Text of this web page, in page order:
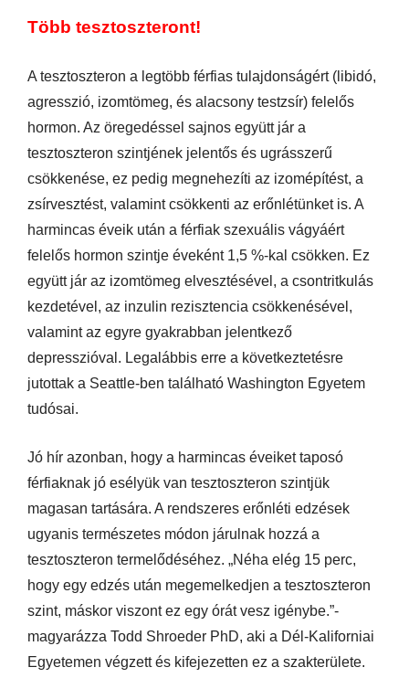
Több tesztoszteront!
A tesztoszteron a legtöbb férfias tulajdonságért (libidó,
agresszió, izomtömeg, és alacsony testzsír) felelős
hormon. Az öregedéssel sajnos együtt jár a
tesztoszteron szintjének jelentős és ugrásszerű
csökkenése, ez pedig megnehezíti az izomépítést, a
zsírvesztést, valamint csökkenti az erőnlétünket is. A
harmincas éveik után a férfiak szexuális vágyáért
felelős hormon szintje éveként 1,5 %-kal csökken. Ez
együtt jár az izomtömeg elvesztésével, a csontritkulás
kezdetével, az inzulin rezisztencia csökkenésével,
valamint az egyre gyakrabban jelentkező
depresszióval. Legalábbis erre a következtetésre
jutottak a Seattle-ben található Washington Egyetem
tudósai.
Jó hír azonban, hogy a harmincas éveiket taposó
férfiaknak jó esélyük van tesztoszteron szintjük
magasan tartására. A rendszeres erőnléti edzések
ugyanis természetes módon járulnak hozzá a
tesztoszteron termelődéséhez. „Néha elég 15 perc,
hogy egy edzés után megemelkedjen a tesztoszteron
szint, máskor viszont ez egy órát vesz igénybe.”-
magyarázza Todd Shroeder PhD, aki a Dél-Kaliforniai
Egyetemen végzett és kifejezetten ez a szakterülete.